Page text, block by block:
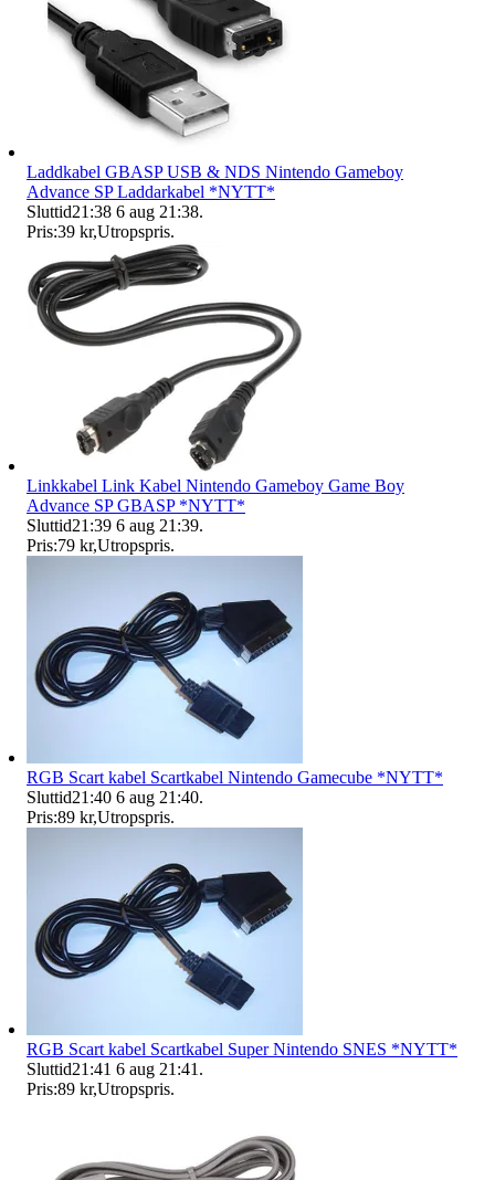
Laddkabel GBASP USB & NDS Nintendo Gameboy
Advance SP Laddarkabel *NYTT*
Sluttid21:38 6 aug 21:38.
Pris:39 kr,Utropspris.
Linkkabel Link Kabel Nintendo Gameboy Game Boy
Advance SP GBASP *NYTT*
Sluttid21:39 6 aug 21:39.
Pris:79 kr,Utropspris.
RGB Scart kabel Scartkabel Nintendo Gamecube *NYTT*
Sluttid21:40 6 aug 21:40.
Pris:89 kr,Utropspris.
RGB Scart kabel Scartkabel Super Nintendo SNES *NYTT*
Sluttid21:41 6 aug 21:41 .
Pris:89 kr,Utropspris.